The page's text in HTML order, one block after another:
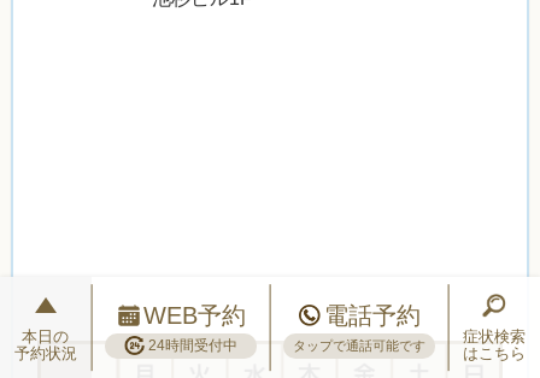
本日の
予約状況
WEB予約
24時間受付中
電話予約
タップで通話可能です
症状検索
はこちら